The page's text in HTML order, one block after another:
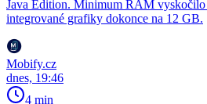
Java Edition. Minimum RAM vyskočilo
integrované grafiky dokonce na 12 GB.
Mobify.cz
dnes, 19:46
4 min